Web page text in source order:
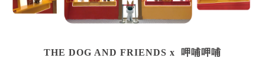
THE DOG AND FRIENDS x 呷哺呷哺